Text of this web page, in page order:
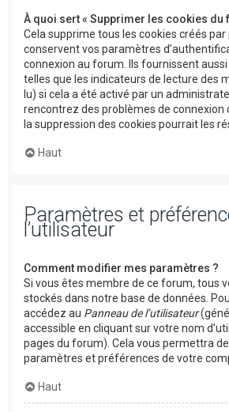
À quoi sert « Supprimer les cookies du
Cela supprime tous les cookies créés par
conservent vos paramètres
connexion au forum. Ils fournissent
telles que les indicateurs de lecture des
lu) si cela a été activé par un
rencontrez des problèmes de connexion
la suppression des cookies pourrait les
Haut
Paramètres et
l’utilisateur
Comment modifier mes paramètres ?
Si vous êtes membre de ce forum, tous
stockés dans notre base de données.
accédez au Panneau de l’utilisateur
accessible en cliquant sur votre nom
pages du forum). Cela vous permettra
paramètres et préférences de votre
Haut